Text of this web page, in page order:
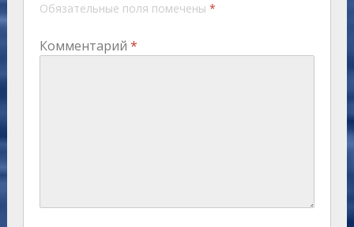
Обязательные поля помечены *
Комментарий *